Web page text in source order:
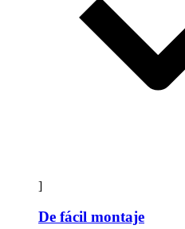
]
De fácil montaje